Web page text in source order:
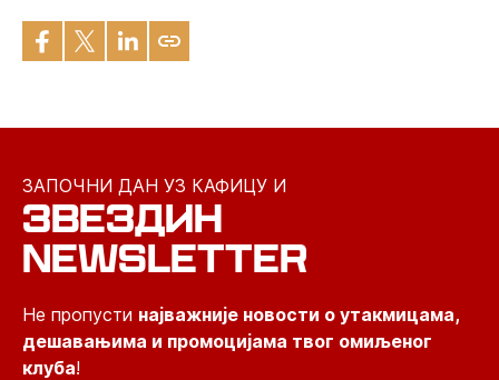
ЗАПОЧНИ ДАН УЗ КАФИЦУ И
ЗВЕЗДИН
NEWSLETTER
Не пропусти најважније новости о утакмицама,
дешавањима и промоцијама твог омиљеног
клуба!